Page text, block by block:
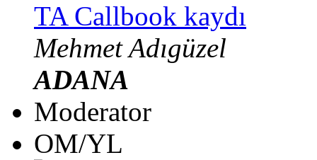
TA Callbook kaydı
Mehmet Adıgüzel
ADANA
Moderator
OM/YL